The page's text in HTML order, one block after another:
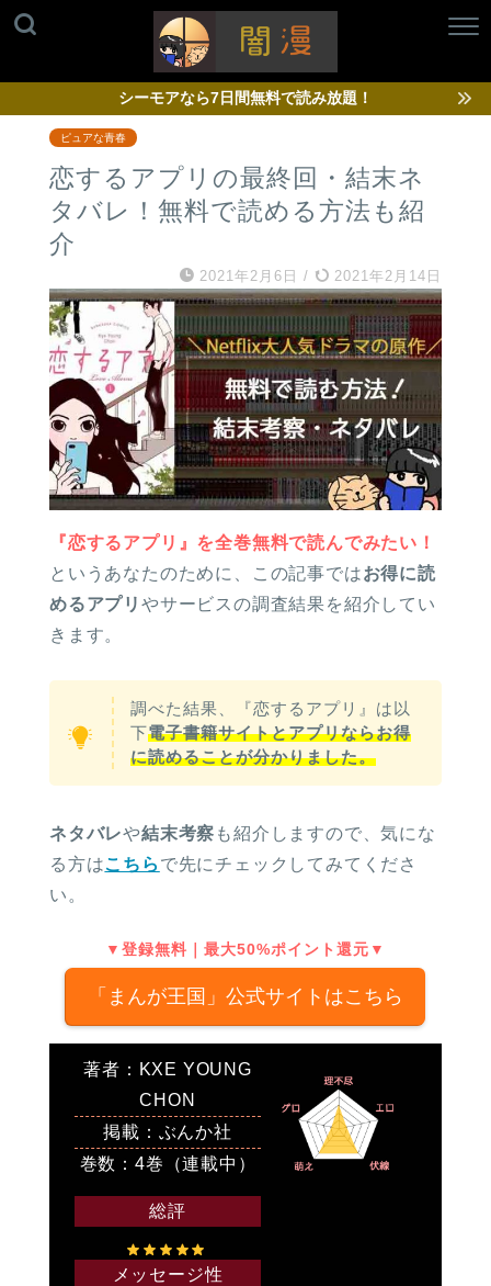
シーモアなら7日間無料で読み放題！
ピュアな青春
恋するアプリの最終回・結末ネ
タバレ！無料で読める方法も紹
介
2021年2月6日 / 2021年2月14日
『恋するアプリ』を全巻無料で読んでみたい！
というあなたのために、この記事ではお得に読
めるアプリ やサービスの調査結果を紹介してい
きます。
調べた結果、『恋するアプリ』は以
下電子書籍サイトとアプリならお得
に読めることが分かりました。
ネタバレや結末考察 も紹介しますので、気にな
る方はこちら で先にチェックしてみてくださ
い。
▼登録無料｜最大50%ポイント還元▼
「まんが王国」公式サイトはこちら
著者：KXE YOUNG
CHON
掲載：ぶんか社
巻数：4巻（連載中）
総評
メッセージ性